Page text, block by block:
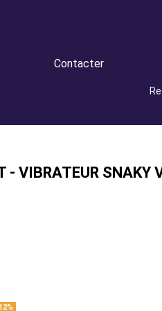
Contacter
- VIBRATEUR SNAKY